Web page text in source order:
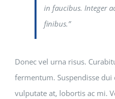
in faucibus. Integer
finibus.”
Donec vel urna risus.
fermentum. Suspendisse dui
vulputate at, lobortis ac mi.